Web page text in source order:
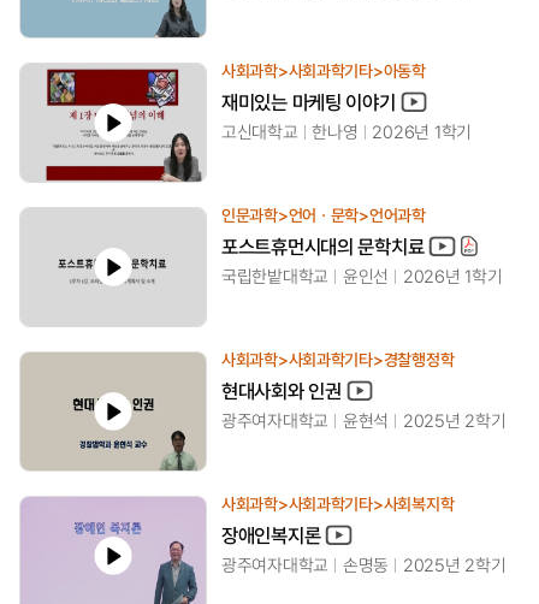
사회과학>사회과학기타>아동학
재미있는 마케팅 이야기
고신대학교 한나영 2026년 1학기
인문과학>언어ㆍ문학>언어과학
포스트휴먼시대의 문학치료
국립한밭대학교 윤인선 2026년 1학기
사회과학>사회과학기타>경찰행정학
현대사회와 인권
광주여자대학교 윤현석 2025년 2학기
사회과학>사회과학기타>사회복지학
장애인복지론
광주여자대학교 손명동 2025년 2학기